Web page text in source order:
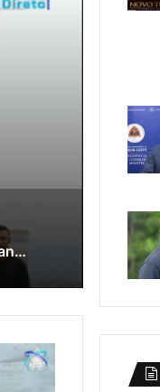
Lei Siberseguransa Ajuda Autoridade Polisiál Kaptura Autór Kriminozu ho Paradeiru Iha Estranjeiru